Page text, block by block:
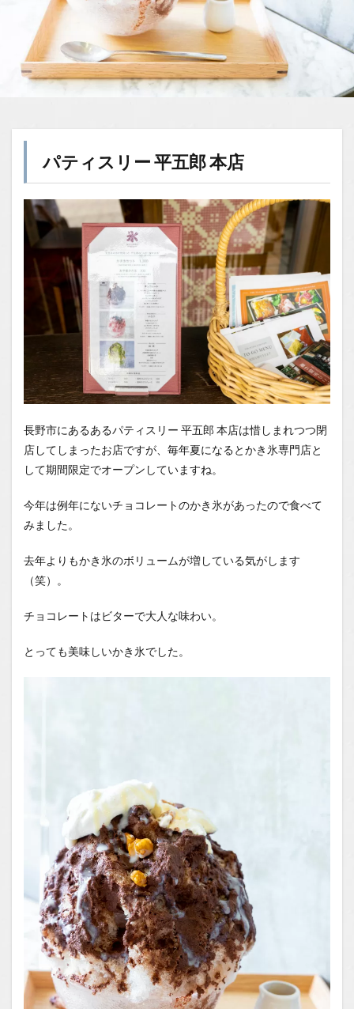
パティスリー 平五郎 本店
長野市にあるあるパティスリー 平五郎 本店は惜しまれつつ閉
店してしまったお店ですが、毎年夏になるとかき氷専門店と
して期間限定でオープンしていますね。
今年は例年にないチョコレートのかき氷があったので食べて
みました。
去年よりもかき氷のボリュームが増している気がします
（笑）。
チョコレートはビターで大人な味わい。
とっても美味しいかき氷でした。